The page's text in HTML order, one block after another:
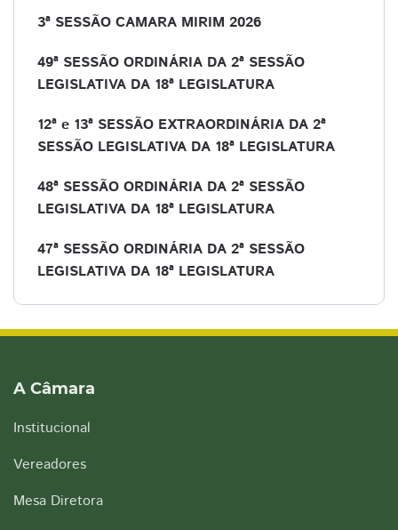
3ª SESSÃO CAMARA MIRIM 2026
49ª SESSÃO ORDINÁRIA DA 2ª SESSÃO
LEGISLATIVA DA 18ª LEGISLATURA
12ª e 13ª SESSÃO EXTRAORDINÁRIA DA 2ª
SESSÃO LEGISLATIVA DA 18ª LEGISLATURA
48ª SESSÃO ORDINÁRIA DA 2ª SESSÃO
LEGISLATIVA DA 18ª LEGISLATURA
47ª SESSÃO ORDINÁRIA DA 2ª SESSÃO
LEGISLATIVA DA 18ª LEGISLATURA
A Câmara
Institucional
Vereadores
Mesa Diretora